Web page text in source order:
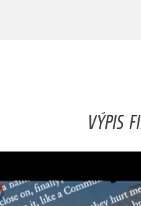
VÝPIS